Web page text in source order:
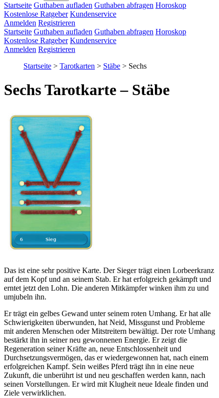
Startseite Guthaben aufladen Guthaben abfragen Horoskop
Kostenlose Ratgeber Kundenservice
Anmelden Registrieren
Startseite Guthaben aufladen Guthaben abfragen Horoskop
Kostenlose Ratgeber Kundenservice
Anmelden Registrieren
Startseite > Tarotkarten > Stäbe > Sechs
Sechs Tarotkarte – Stäbe
Das ist eine sehr positive Karte. Der Sieger trägt einen Lorbeerkranz
auf dem Kopf und an seinem Stab. Er hat erfolgreich gekämpft und
erntet jetzt den Lohn. Die anderen Mitkämpfer winken ihm zu und
umjubeln ihn.
Er trägt ein gelbes Gewand unter seinem roten Umhang. Er hat alle
Schwierigkeiten überwunden, hat Neid, Missgunst und Probleme
mit anderen Menschen oder Mitstreitern bewältigt. Der rote Umhang
bestärkt ihn in seiner neu gewonnenen Energie. Er zeigt die
Regeneration seiner Kräfte an, neue Entschlossenheit und
Durchsetzungsvermögen, das er wiedergewonnen hat, nach einem
erfolgreichen Kampf. Sein weißes Pferd trägt ihn in eine neue
Zukunft, die unberührt ist und neu geschaffen werden kann, nach
seinen Vorstellungen. Er wird mit Klugheit neue Ideale finden und
Ziele verwirklichen.